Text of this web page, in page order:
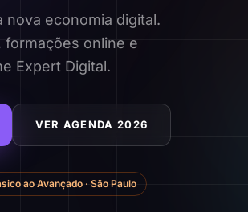
nova economia digital.
formações online e
Expert Digital.
VER AGENDA 2026
ao Avançado · São Paulo